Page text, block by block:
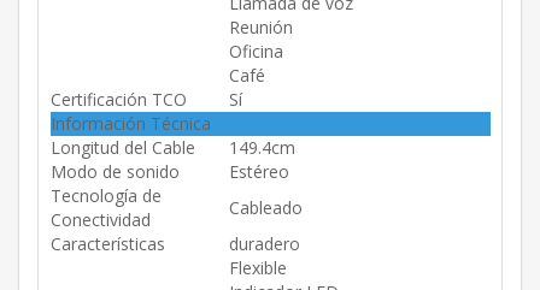
Reunión
Oficina
Café
Certificación TCO
Sí
Información Técnica
Longitud del Cable
149.4cm
Modo de sonido
Estéreo
Tecnología de
Conectividad
Cableado
Características
duradero
Flexible